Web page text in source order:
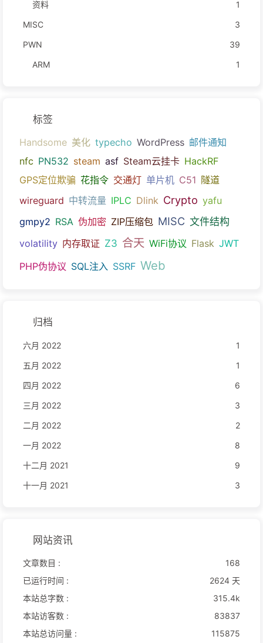
资料
1
MISC
3
PWN
39
ARM
1
标签
Handsome 美化 typecho WordPress 邮件通知
nfc PN532 steam asf Steam云挂卡 HackRF
GPS定位欺骗 花指令 交通灯 单片机 C51 隧道
wireguard 中转流量 IPLC Dlink Crypto yafu
gmpy2 RSA 伪加密 ZIP压缩包 MISC 文件结构
volatility 内存取证 Z3 合天 WiFi协议 Flask JWT
PHP伪协议 SQL注入 SSRF Web
归档
六月 2022
1
五月 2022
1
四月 2022
6
三月 2022
3
二月 2022
2
一月 2022
8
十二月 2021
9
十一月 2021
3
网站资讯
文章数目 :
168
已运行时间 :
2624 天
本站总字数 :
315.4k
本站访客数 :
83837
本站总访问量 :
115875